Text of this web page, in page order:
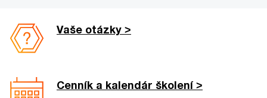
Vaše otázky >
Cenník a kalendár školení >